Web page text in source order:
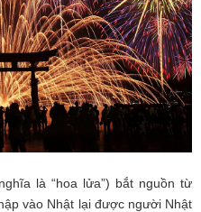
là “hoa lửa”) bắt nguồn từ
vào Nhật lại được người Nhật